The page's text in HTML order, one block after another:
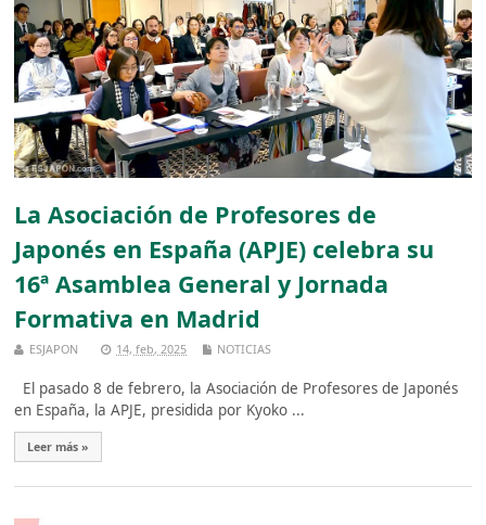
La Asociación de Profesores de
Japonés en España (APJE) celebra su
16ª Asamblea General y Jornada
Formativa en Madrid
ESJAPON 14, feb, 2025 NOTICIAS
El pasado 8 de febrero, la Asociación de Profesores de Japonés
en España, la APJE, presidida por Kyoko ...
Leer más »